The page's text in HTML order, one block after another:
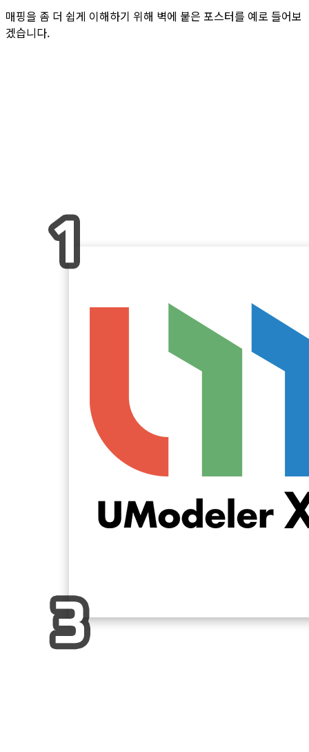
매핑을 좀 더 쉽게 이해하기 위해 벽에 붙은 포스터를 예로 들어보
겠습니다.